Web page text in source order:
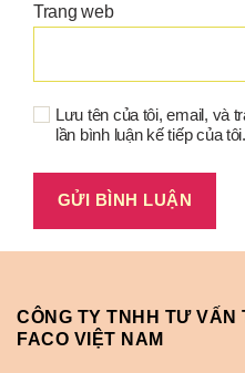
Trang web
Lưu tên của tôi, email, và
lần bình luận kế tiếp của tôi.
CÔNG TY TNHH TƯ VẤN
FACO VIỆT NAM